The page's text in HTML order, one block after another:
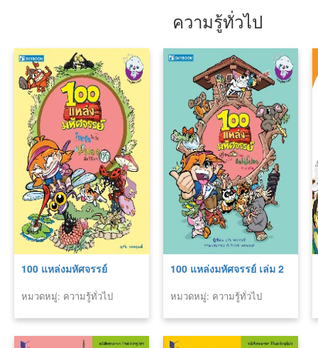
ความรู้ทั่วไป
100 แหล่งมหัศจรรย์
หมวดหมู่: ความรู้ทั่วไป
100 แหล่งมหัศจรรย์ เล่ม 2
หมวดหมู่: ความรู้ทั่วไป